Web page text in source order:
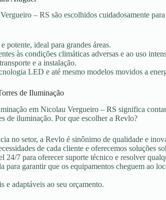
– RS são escolhidos cuidadosamente
potente, ideal para grandes áreas.
às condições climáticas adversas e ao uso
e a instalação.
LED e até mesmo modelos movidos a
de Iluminação
em Nicolau Vergueiro – RS significa
de iluminação. Por que escolher a Revlo?
no setor, a Revlo é sinônimo de qualidade e
de cada cliente e oferecemos soluções
24/7 para oferecer suporte técnico e resolver
para garantir que os equipamentos cheguem ao
e adaptáveis ao seu orçamento.